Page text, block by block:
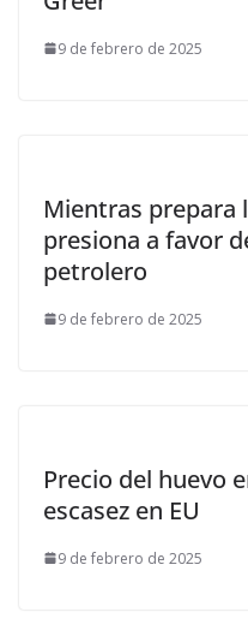
9 de febrero de 2025
Mientras prepara
presiona a favor
petrolero
9 de febrero de 2025
Precio del huevo
escasez en EU
9 de febrero de 2025